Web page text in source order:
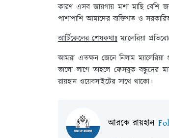
কারণ এসব জায়গায় মশা মাছি বেশি
পাশাপাশি আমাদের ব্যক্তিগত ও
আর্টিকেলের শেষকথাঃ ম্যালেরিয়া
আমরা এতক্ষন জেনে নিলাম
ভালো লাগে তাহলে ফেসবুক
রায়হান ওয়েবসাইটের সাথে থাকো।
আরকে রায়হান